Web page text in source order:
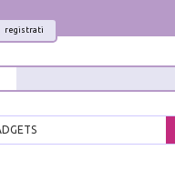
registrati